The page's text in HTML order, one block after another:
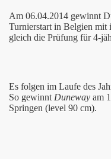
Am 06.04.2014 gewinnt
Turnierstart in Belgien mit
gleich die Prüfung für 4-
Es folgen im Laufe des
So gewinnt Duneway am
Springen (level 90 cm).